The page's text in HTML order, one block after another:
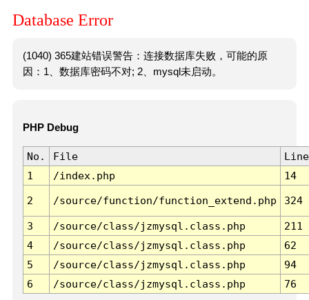
Database Error
(1040) 365建站错误警告：连接数据库失败，可能的原
因：1、数据库密码不对; 2、mysql未启动。
PHP Debug
No. File
Line
1
/index.php 14
2 /source/function/function_extend.php 324
3 /source/class/jzmysql.class.php
211
4
/source/class/jzmysql.class.php
62
5
/source/class/jzmysql.class.php
94
6
/source/class/jzmysql.class.php 76